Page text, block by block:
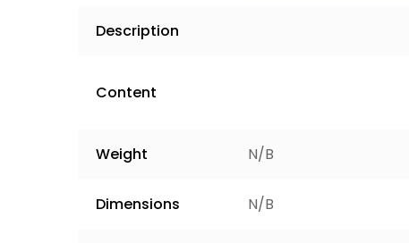
Description
Content
Weight N/B
Dimensions N/B